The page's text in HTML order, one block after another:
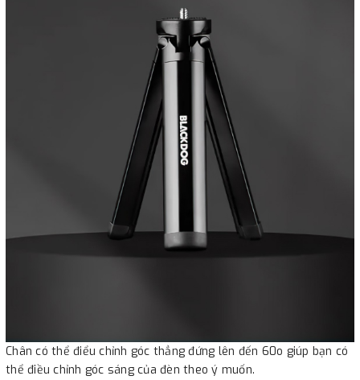
Chân có thể điểu chỉnh góc thẳng đứng lên đến 60o giúp bạn có
thể điều chỉnh góc sáng của đèn theo ý muốn.